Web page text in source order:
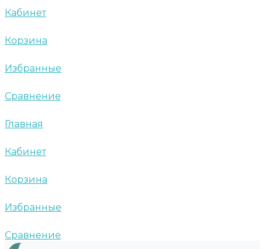
Кабинет
Корзина
Избранные
Сравнение
Главная
Кабинет
Корзина
Избранные
Сравнение